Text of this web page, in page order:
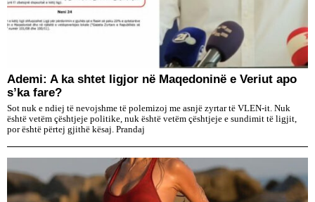
Ademi: A ka shtet ligjor në Maqedoninë e Veriut apo
s’ka fare?
Sot nuk e ndiej të nevojshme të polemizoj me asnjë zyrtar të VLEN-it. Nuk
është vetëm çështjeje politike, nuk është vetëm çështjeje e sundimit të ligjit,
por është përtej gjithë kësaj. Prandaj